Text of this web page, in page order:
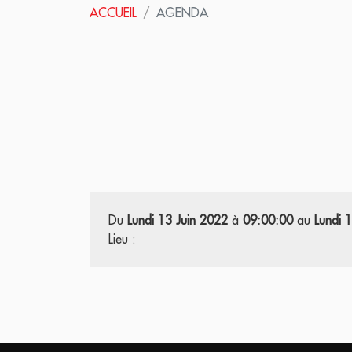
ACCUEIL AGENDA
Du Lundi 13 Juin 2022 à 09:00:00au Lundi
Lieu :